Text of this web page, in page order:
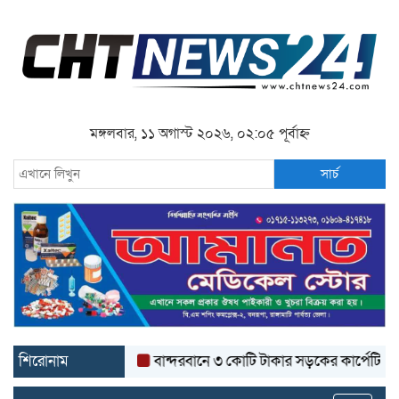
মঙ্গলবার, ১১ অগাস্ট ২০২৬, ০২:০৫ পূর্বাহ্ন
সার্চ
শিরোনাম বান্দরবানে ৩ কোটি টাকার সড়কের কার্পেটিং উঠে